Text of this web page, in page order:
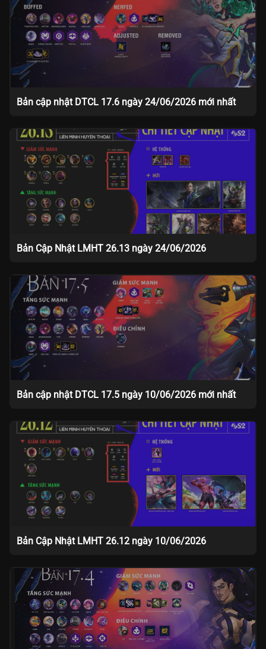
Bản cập nhật DTCL 17.6 ngày 24/06/2026 mới nhất
Bản Cập Nhật LMHT 26.13 ngày 24/06/2026
Bản cập nhật DTCL 17.5 ngày 10/06/2026 mới nhất
Bản Cập Nhật LMHT 26.12 ngày 10/06/2026